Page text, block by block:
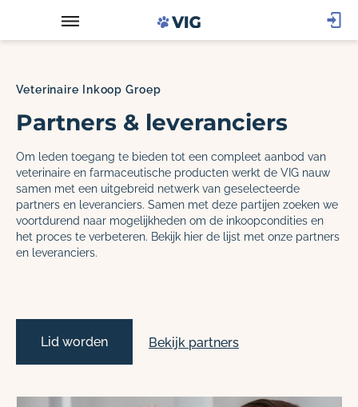
Veterinaire Inkoop Groep
Partners & leveranciers
Om leden toegang te bieden tot een compleet aanbod van
veterinaire en farmaceutische producten werkt de VIG nauw
samen met een uitgebreid netwerk van geselecteerde
partners en leveranciers. Samen met deze partijen zoeken we
voortdurend naar mogelijkheden om de inkoopcondities en
het proces te verbeteren. Bekijk hier de lijst met onze partners
en leveranciers.
Lid worden Bekijk partners